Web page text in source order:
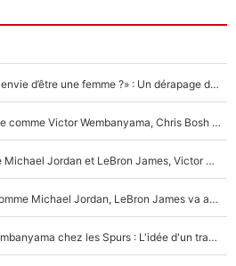
«LeBron James, as-tu déjà eu envie d’être une femme ?» : Un dérapage de Donald Trump sur la superstar de la NBA refait surface
NBA - Victime d'une thrombose comme Victor Wembanyama, Chris Bosh prévient le Français des risques sur sa santé : «J’ai failli mourir sur le coup et j’ai été ramené à la vie»
De la NBA au cinéma : Comme Michael Jordan et LeBron James, Victor Wembanyama rêve d'une carrière d'acteur !
The Last Dance sur Netflix : Comme Michael Jordan, LeBron James va avoir le droit à sa série !
Stephen Curry avec Victor Wembanyama chez les Spurs : L'idée d'un trade historique est lancée en NBA !